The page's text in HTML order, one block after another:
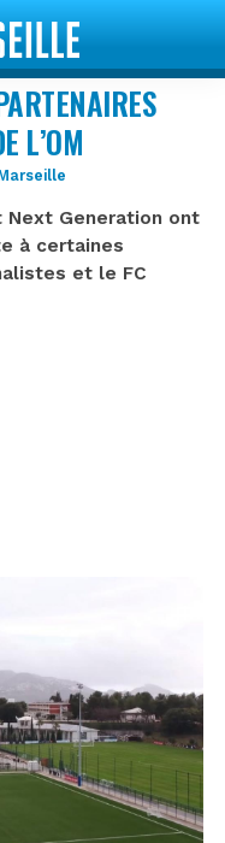
L’OM
Generation ont
à certaines
et le FC